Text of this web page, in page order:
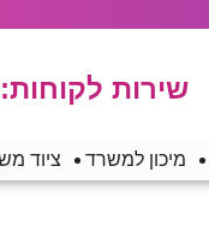
שירות לקוחות:
מיכון למשרד ציוד